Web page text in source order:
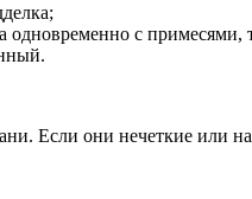
одновременно с
Если они нечеткие или